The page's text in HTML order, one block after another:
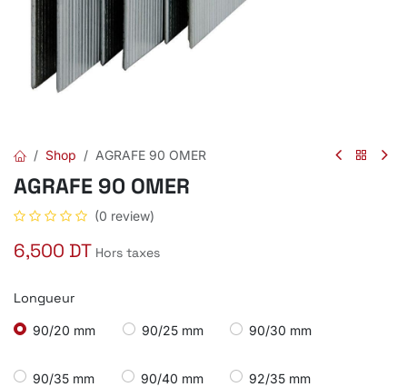
Shop AGRAFE 90 OMER
AGRAFE 90 OMER
(0 review)
6,500 DT Hors taxes
Longueur
90/20 mm 90/25 mm 90/30 mm
90/35 mm 90/40 mm 92/35 mm